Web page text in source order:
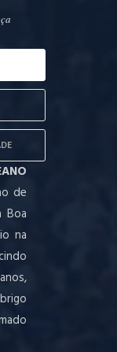
de
Boa
na